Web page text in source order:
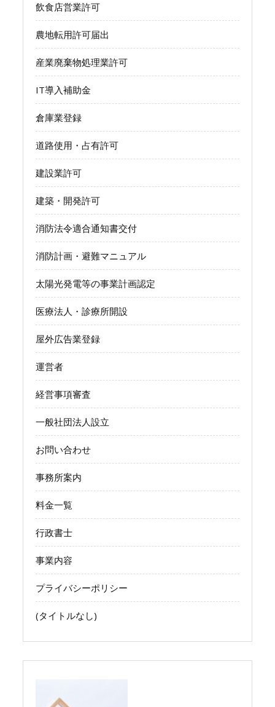
飲食店営業許可
農地転用許可届出
産業廃棄物処理業許可
IT導入補助金
倉庫業登録
道路使用・占有許可
建設業許可
建築・開発許可
消防法令適合通知書交付
消防計画・避難マニュアル
太陽光発電等の事業計画認定
医療法人・診療所開設
屋外広告業登録
運営者
経営事項審査
一般社団法人設立
お問い合わせ
事務所案内
料金一覧
行政書士
事業内容
プライバシーポリシー
(タイトルなし)